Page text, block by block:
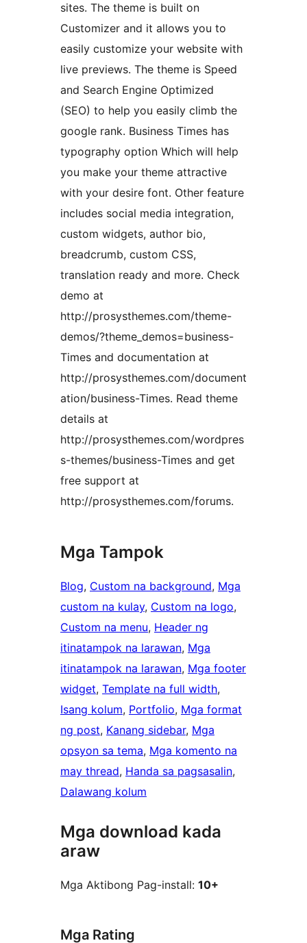
sites. The theme is built on
Customizer and it allows you to
easily customize your website with
live previews. The theme is Speed
and Search Engine Optimized
(SEO) to help you easily climb the
google rank. Business Times has
typography option Which will help
you make your theme attractive
with your desire font. Other feature
includes social media integration,
custom widgets, author bio,
breadcrumb, custom CSS,
translation ready and more. Check
demo at
http://prosysthemes.com/theme-
demos/?theme_demos=business-
Times and documentation at
http://prosysthemes.com/document
ation/business-Times. Read theme
details at
http://prosysthemes.com/wordpres
s-themes/business-Times and get
free support at
http://prosysthemes.com/forums.
Mga Tampok
Blog, Custom na background, Mga
custom na kulay, Custom na logo
Custom na menu, Header ng
itinatampok na larawan, Mga
itinatampok na larawan, Mga footer
widget, Template na full width
Isang kolum, Portfolio, Mga format
ng post, Kanang sidebar, Mga
opsyon sa tema, Mga komento na
may thread, Handa sa pagsasalin
Dalawang kolum
Mga download kada
araw
Mga Aktibong Pag-install: 10+
Mga Rating